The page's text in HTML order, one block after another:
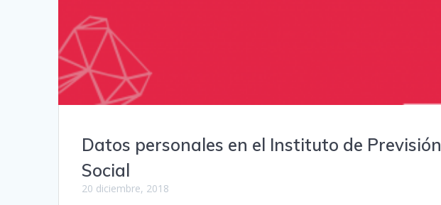
Datos personales en el Instituto de Previsión
Social
20 diciembre, 2018